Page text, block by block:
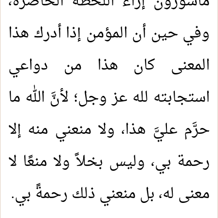
وفي حين أن المؤمن إذا أدرك هذا
المعنى كان هذا من دواعي
استجابته لله عز وجل؛ لأنَّ الله ما
حرَّم عليَّ هذا، ولا منعني منه إلا
رحمة بي، وليس بخلاً ولا منعًا لا
معنى له، بل منعني ذلك رحمةً بي.
(10) التعليق على كتاب الحج من الكافي